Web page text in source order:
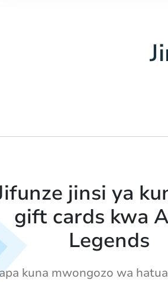
jinsi ya
gift cards kwa
Legends
kuna mwongozo wa